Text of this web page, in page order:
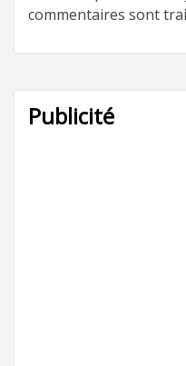
commentaires sont
Publicité